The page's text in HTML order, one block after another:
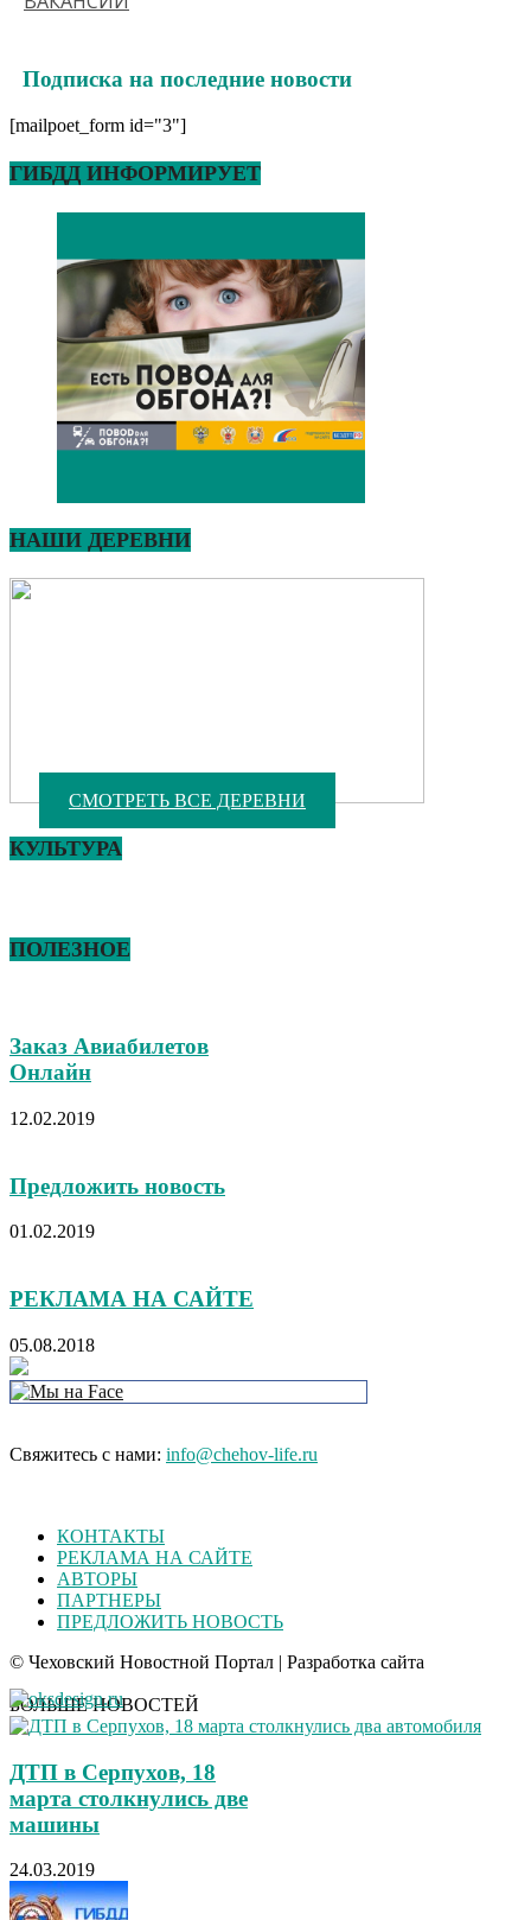
Подписка на последние новости
[mailpoet_form id="3"]
ГИБДД ИНФОРМИРУЕТ
НАШИ ДЕРЕВНИ
СМОТРЕТЬ ВСЕ ДЕРЕВНИ
КУЛЬТУРА
ПОЛЕЗНОЕ
Заказ Авиабилетов
Онлайн
12.02.2019
Предложить новость
01.02.2019
РЕКЛАМА НА САЙТЕ
05.08.2018
Свяжитесь с нами: info@chehov-life.ru
КОНТАКТЫ
РЕКЛАМА НА САЙТЕ
АВТОРЫ
ПАРТНЕРЫ
ПРЕДЛОЖИТЬ НОВОСТЬ
© Чеховский Новостной Портал | Разработка сайта
БОЛЬШЕ НОВОСТЕЙ
ДТП в Серпухов, 18
марта столкнулись две
машины
24.03.2019